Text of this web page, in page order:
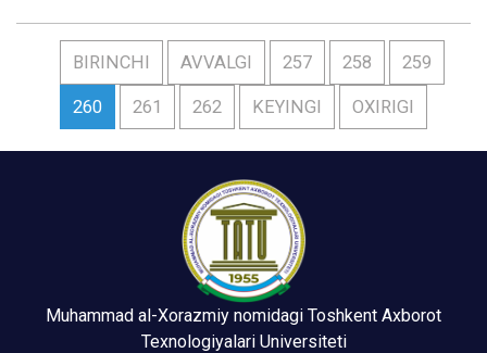
BIRINCHI AVVALGI 257 258 259
260 261 262 KEYINGI OXIRIGI
Muhammad al-Xorazmiy nomidagi Toshkent Axborot
Texnologiyalari Universiteti